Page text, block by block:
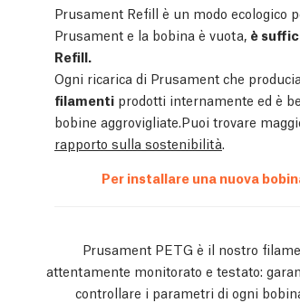
Prusament Refill è un modo ecologico
Prusament e la bobina è vuota, è
Refill.
Ogni ricarica di Prusament che
filamenti prodotti internamente ed è
bobine aggrovigliate.Puoi trovare
rapporto sulla sostenibilità.
Per installare una nuova
Prusament PETG è il nostro
attentamente monitorato e testato:
controllare i parametri di ogni